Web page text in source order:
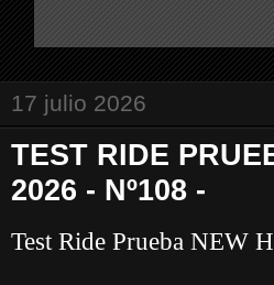
17 julio 2026
TEST RIDE
2026 - Nº108 -
Test Ride Prueba NEW